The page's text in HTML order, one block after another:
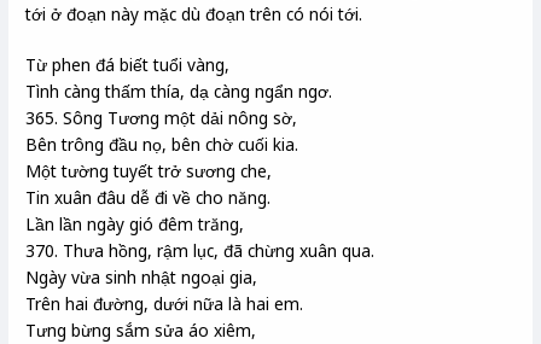
tới ở đoạn này mặc dù đoạn trên có nói tới.
Từ phen đá biết tuổi vàng,
Tình càng thấm thía, dạ càng ngẩn ngơ.
365. Sông Tương một dải nông sờ,
Bên trông đầu nọ, bên chờ cuối kia.
Một tường tuyết trở sương che,
Tin xuân đâu dễ đi về cho năng.
Lần lần ngày gió đêm trăng,
370. Thưa hồng, rậm lục, đã chừng xuân qua.
Ngày vừa sinh nhật ngoại gia,
Trên hai đường, dưới nữa là hai em.
Tưng bừng sắm sửa áo xiêm,